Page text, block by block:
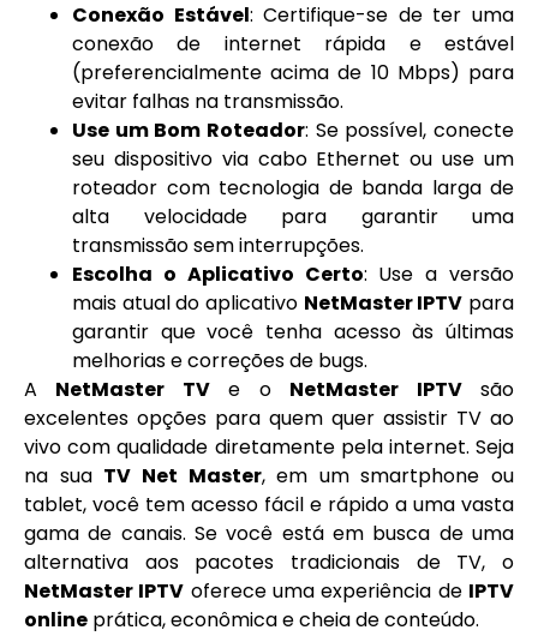
Conexão Estável: Certifique-se de ter uma
conexão de internet rápida e estável
(preferencialmente acima de 10 Mbps) para
evitar falhas na transmissão.
Use um Bom Roteador: Se possível, conecte
seu dispositivo via cabo Ethernet ou use um
roteador com tecnologia de banda larga de
alta velocidade para garantir uma
transmissão sem interrupções.
Escolha o Aplicativo Certo: Use a versão
mais atual do aplicativo NetMaster IPTV para
garantir que você tenha acesso às últimas
melhorias e correções de bugs.
A NetMaster TVe o NetMaster IPTVsão
excelentes opções para quem quer assistir TV ao
vivo com qualidade diretamente pela internet. Seja
na sua TV Net Master, em um smartphone ou
tablet, você tem acesso fácil e rápido a uma vasta
gama de canais. Se você está em busca de uma
alternativa aos pacotes tradicionais de TV, o
NetMaster IPTV oferece uma experiência de IPTV
online prática, econômica e cheia de conteúdo.